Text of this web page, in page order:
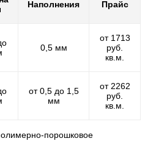
Наполнения Прайс
0,5 мм
от 1713
руб.
кв.м.
от 0,5 до 1,5
мм
от 2262
руб.
кв.м.
порошковое